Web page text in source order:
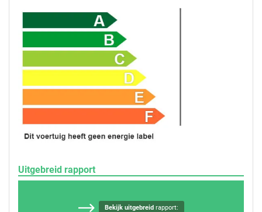
Uitgebreid rapport
Bekijk uitgebreidrapport: